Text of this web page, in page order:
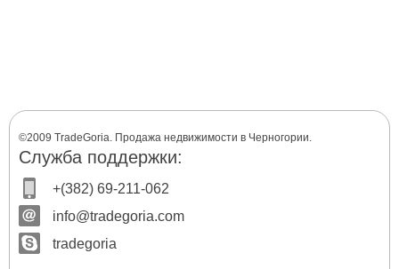
©2009 TradeGoria. Продажа недвижимости в Черногории.
Служба поддержки:
+(382) 69-211-062
info@tradegoria.com
tradegoria